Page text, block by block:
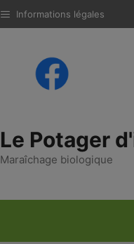
Informations légales
Le Potager
Maraîchage biologique